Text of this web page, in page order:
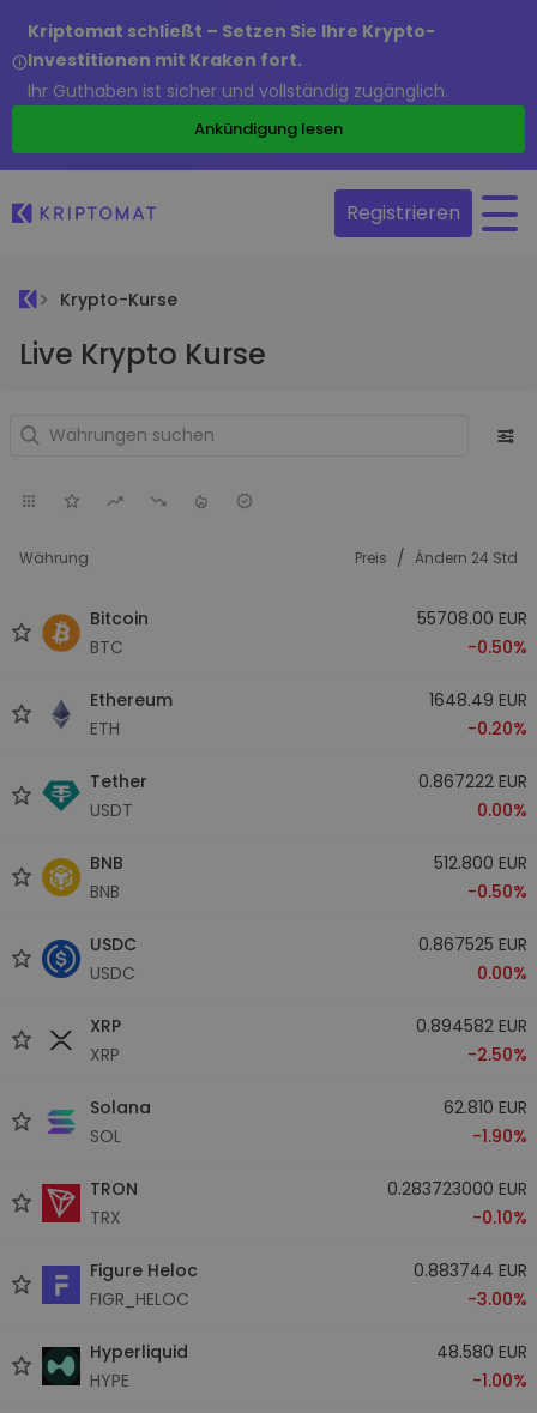
Kriptomat schließt – Setzen Sie Ihre Krypto-
Investitionen mit Kraken fort.
Ihr Guthaben ist sicher und vollständig zugänglich.
Ankündigung lesen
Registrieren
Krypto-Kurse
Live Krypto Kurse
Währung Preis / Ändern 24 Std
Bitcoin
BTC
55708.00 EUR
-0.50%
Ethereum
ETH
1648.49 EUR
-0.20%
Tether
USDT
0.867222 EUR
0.00%
BNB
BNB
512.800 EUR
-0.50%
USDC
USDC
0.867525 EUR
0.00%
XRP
XRP
0.894582 EUR
-2.50%
Solana
SOL
62.810 EUR
-1.90%
TRON
TRX
0.283723000 EUR
-0.10%
Figure Heloc
FIGR_HELOC
0.883744 EUR
-3.00%
Hyperliquid
HYPE
48.580 EUR
-1.00%